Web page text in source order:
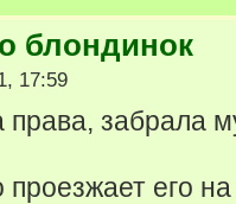
блондинок
17:59
права, забрала
проезжает его